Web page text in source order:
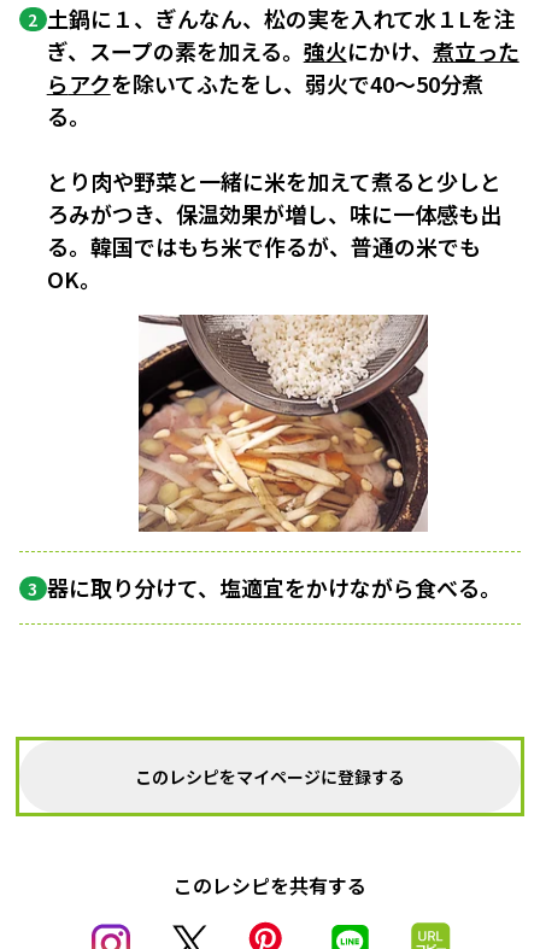
2 土鍋に１、ぎんなん、松の実を入れて水１Lを注
ぎ、スープの素を加える。 強火にかけ、 煮立った
らアクを除いてふたをし、弱火で40〜50分煮
る。
とり肉や野菜と一緒に米を加えて煮ると少しと
ろみがつき、保温効果が増し、味に一体感も出
る。韓国ではもち米で作るが、普通の米でも
OK。
3 器に取り分けて、塩適宜をかけながら食べる。
このレシピをマイページに登録する
このレシピを共有する